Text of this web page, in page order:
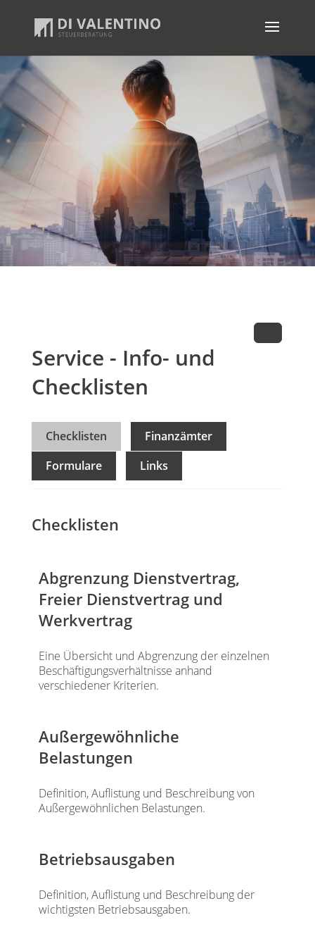
Service - Info- und
Checklisten
Checklisten
Finanzämter
Formulare
Links
Checklisten
Abgrenzung Dienstvertrag,
Freier Dienstvertrag und
Werkvertrag
Eine Übersicht und Abgrenzung der einzelnen
Beschäftigungsverhältnisse anhand
verschiedener Kriterien.
Außergewöhnliche
Belastungen
Definition, Auflistung und Beschreibung von
Außergewöhnlichen Belastungen.
Betriebsausgaben
Definition, Auflistung und Beschreibung der
wichtigsten Betriebsausgaben.